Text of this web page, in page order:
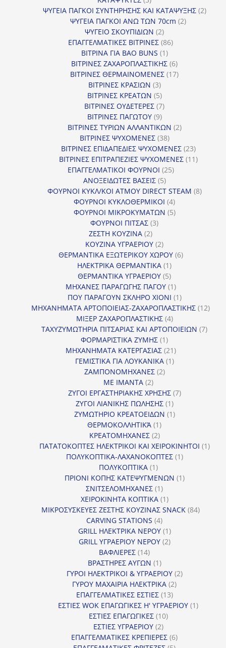
προϊόντα
ΨΥΓΕΙΑ ΠΑΓΚΟΙ ΣΥΝΤΗΡΗΣΗΣ ΚΑΙ ΚΑΤΑΨΥΞΗΣ 22
ΨΥΓΕΙΑ ΠΑΓΚΟΙ ΑΝΩ ΤΩΝ 70cm 22
ΨΥΓΕΙΟ ΣΚΟΥΠΙΔΙΩΝ 22
προϊόντα
ΕΠΑΓΓΕΛΜΑΤΙΚΕΣ ΒΙΤΡΙΝΕΣ 8686
ΒΙΤΡΙΝΑ ΓΙΑ BAO BUNS 11
προϊόν
ΒΙΤΡΙΝΕΣ ΖΑΧΑΡΟΠΛΑΣΤΙΚΗΣ 66
προϊόντα
ΒΙΤΡΙΝΕΣ ΘΕΡΜΑΙΝΟΜΕΝΕΣ 1717
ΒΙΤΡΙΝΕΣ ΚΡΑΣΙΩΝ 33
προϊόντα
ΒΙΤΡΙΝΕΣ ΚΡΕΑΤΩΝ 55
προϊόντα
ΒΙΤΡΙΝΕΣ ΟΥΔΕΤΕΡΕΣ 77
ΒΙΤΡΙΝΕΣ ΠΑΓΩΤΟΥ 99
προϊόντα
ΒΙΤΡΙΝΕΣ ΤΥΡΙΩΝ ΑΛΛΑΝΤΙΚΩΝ 22
ΒΙΤΡΙΝΕΣ ΨΥΧΟΜΕΝΕΣ 3838
προϊόντα
ΒΙΤΡΙΝΕΣ ΕΠΙΔΑΠΕΔΙΕΣ ΨΥΧΟΜΕΝΕΣ 2323
προϊόντα
ΒΙΤΡΙΝΕΣ ΕΠΙΤΡΑΠΕΖΙΕΣ ΨΥΧΟΜΕΝΕΣ 1111
ΕΠΑΓΓΕΛΜΑΤΙΚΟΙ ΦΟΥΡΝΟΙ 2525
ΑΝΟΞΕΙΔΩΤΕΣ ΒΑΣΕΙΣ 55
προϊόντα
ΦΟΥΡΝΟΙ ΚΥΚΛ/ΚΟΙ ΑΤΜΟΥ DIRECT STEAM 88
ΦΟΥΡΝΟΙ ΚΥΚΛΟΘΕΡΜΙΚΟΙ 44
προϊόντα
ΦΟΥΡΝΟΙ ΜΙΚΡΟΚΥΜΑΤΩΝ 55
ΦΟΥΡΝΟΙ ΠΙΤΣΑΣ 33
ΖΕΣΤΗ ΚΟΥΖΙΝΑ 22
προϊόντα
ΚΟΥΖΙΝΑ ΥΓΡΑΕΡΙΟΥ 22
προϊόντα
ΘΕΡΜΑΝΤΙΚΑ ΕΞΩΤΕΡΙΚΟΥ ΧΩΡΟΥ 66
ΗΛΕΚΤΡΙΚΑ ΘΕΡΜΑΝΤΙΚΑ 11
προϊόν
ΘΕΡΜΑΝΤΙΚΑ ΥΓΡΑΕΡΙΟΥ 55
προϊόντα
ΜΗΧΑΝΕΣ ΠΑΡΑΓΩΓΗΣ ΠΑΓΟΥ 11
προϊόν
ΠΟΥ ΠΑΡΑΓΟΥΝ ΣΚΛΗΡΟ ΧΙΟΝΙ 11
προϊόν
ΜΗΧΑΝΗΜΑΤΑ ΑΡΤΟΠΟΙΕΙΑΣ-ΖΑΧΑΡΟΠΛΑΣΤΙΚΗΣ 1212
ΜΙΞΕΡ ΖΑΧΑΡΟΠΛΑΣΤΙΚΗΣ 44
προϊόντα
ΤΑΧΥΖΥΜΩΤΗΡΙΑ ΠΙΤΣΑΡΙΑΣ ΚΑΙ ΑΡΤΟΠΟΙΕΙΩΝ 77
ΦΟΡΜΑΡΙΣΤΙΚΑ ΖΥΜΗΣ 11
προϊόν
ΜΗΧΑΝΗΜΑΤΑ ΚΑΤΕΡΓΑΣΙΑΣ 2121
προϊόντα
ΓΕΜΙΣΤΙΚΑ ΓΙΑ ΛΟΥΚΑΝΙΚΑ 11
ΖΑΜΠΟΝΟΜΗΧΑΝΕΣ 22
ΜΕ ΙΜΑΝΤΑ 22
προϊόντα
ΖΥΓΟΙ ΕΡΓΑΣΤΗΡΙΑΚΗΣ ΧΡΗΣΗΣ 77
ΖΥΓΟΙ ΛΙΑΝΙΚΗΣ ΠΩΛΗΣΗΣ 11
προϊόν
ΖΥΜΩΤΗΡΙΟ ΚΡΕΑΤΟΕΙΔΩΝ 11
ΘΕΡΜΟΚΟΛΛΗΤΙΚΆ 11
προϊόν
ΚΡΕΑΤΟΜΗΧΑΝΕΣ 22
προϊόντα
ΠΑΤΑΤΟΚΟΠΤΕΣ ΗΛΕΚΤΡΙΚΟΙ ΚΑΙ ΧΕΙΡΟΚΙΝΗΤΟΙ 11
ΠΟΛΥΚΟΠΤΙΚΑ-ΛΑΧΑΝΟΚΟΠΤΕΣ 11
ΠΟΛΥΚΟΠΤΙΚΑ 11
προϊόν
ΠΡΙΟΝΙ ΚΟΠΗΣ ΚΑΤΕΨΥΓΜΕΝΩΝ 11
ΣΝΙΤΣΕΛΟΜΗΧΑΝΕΣ 11
προϊόν
ΧΕΙΡΟΚΙΝΗΤΑ ΚΟΠΤΙΚΑ 11
προϊόν
ΜΙΚΡΟΣΥΣΚΕΥΕΣ ΖΕΣΤΗΣ ΚΟΥΖΙΝΑΣ SNACK 8484
CARVING STATIONS 44
προϊόντα
GRILL ΗΛΕΚΤΡΙΚΑ ΝΕΡΟΥ 11
προϊόν
GRILL ΥΓΡΑΕΡΙΟΥ ΝΕΡΟΥ 22
ΒΑΦΛΙΕΡΕΣ 1414
προϊόντα
ΒΡΑΣΤΗΡΕΣ ΑΥΓΩΝ 11
προϊόν
ΓΥΡΟΙ ΗΛΕΚΤΡΙΚΟΙ & ΥΓΡΑΕΡΙΟΥ 22
ΓΥΡΟΥ ΜΑΧΑΙΡΙΑ ΗΛΕΚΤΡΙΚΑ 22
ΕΠΑΓΓΕΛΜΑΤΙΚΕΣ ΕΣΤΙΕΣ 1313
προϊόντα
ΕΣΤΙΕΣ WOK ΕΠΑΓΩΓΙΚΕΣ Η' ΥΓΡΑΕΡΙΟΥ 11
ΕΣΤΙΕΣ ΕΠΑΓΩΓΙΚΕΣ 1010
ΕΣΤΙΕΣ ΥΓΡΑΕΡΙΟΥ 22
προϊόντα
ΕΠΑΓΓΕΛΜΑΤΙΚΕΣ ΚΡΕΠΙΕΡΕΣ 66